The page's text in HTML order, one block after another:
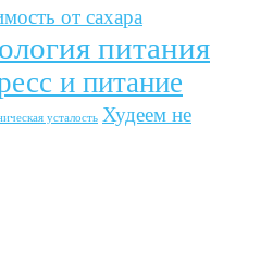
от сахара
питания
и питание
усталость Худеем не